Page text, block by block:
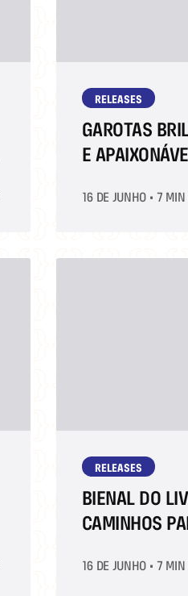
RELEASES
GAROTAS
E
BIENAL
16 DE JUNHO • 7 MIN
RELEASES
BIENAL DO
CAMINHOS
16 DE JUNHO • 7 MIN